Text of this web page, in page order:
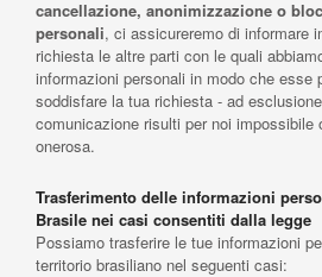
cancellazione, anonimizzazione o
personali, ci assicureremo di informare
richiesta le altre parti con le quali
informazioni personali in modo che esse
soddisfare la tua richiesta - ad
comunicazione risulti per noi impossibile
onerosa.
Trasferimento delle informazioni
Brasile nei casi consentiti dalla legge
Possiamo trasferire le tue informazioni
territorio brasiliano nel seguenti casi: